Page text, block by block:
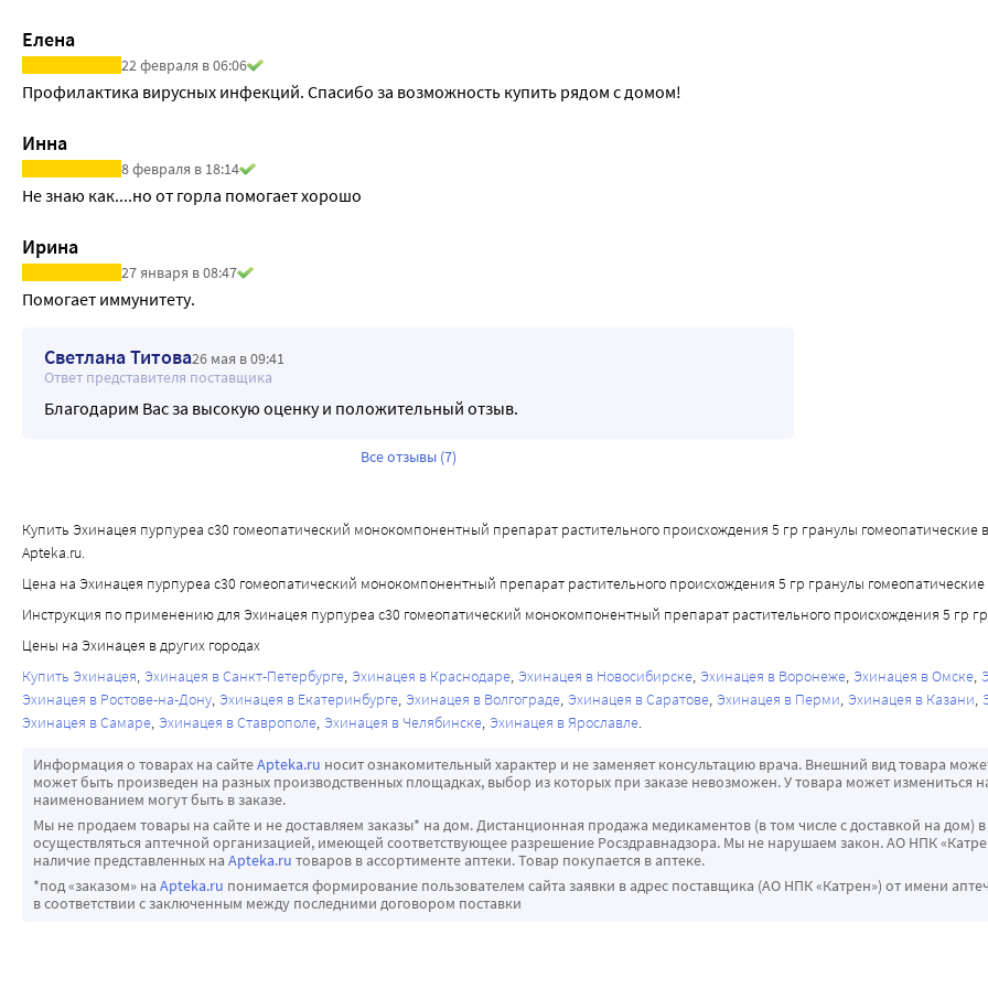
Елена
22 февраля в 06:06
Профилактика вирусных инфекций. Спасибо за возможность купить рядом с домом!
Инна
8 февраля в 18:14
Не знаю как....но от горла помогает хорошо
Ирина
27 января в 08:47
Помогает иммунитету.
Светлана Титова26 мая в 09:41
Ответ представителя поставщика
Благодарим Вас за высокую оценку и положительный отзыв.
Все отзывы (7)
Купить Эхинацея пурпуреа c30 гомеопатический монокомпонентный препарат растительного происхождения 5 гр гранулы гомеопатические
Apteka.ru.
Цена на Эхинацея пурпуреа c30 гомеопатический монокомпонентный препарат растительного происхождения 5 гр гранулы
Инструкция по применению для Эхинацея пурпуреа c30 гомеопатический монокомпонентный препарат растительного происхождения 5 гр
Цены на Эхинацея в других городах
Купить Эхинацея Эхинацея в Санкт-Петербурге Эхинацея в Краснодаре Эхинацея в Новосибирске Эхинацея в Воронеже Эхинацея в Омске
Эхинацея в Ростове-на-Дону Эхинацея в Екатеринбурге Эхинацея в Волгограде Эхинацея в Саратове Эхинацея в Перми Эхинацея в Казани
Эхинацея в Самаре Эхинацея в Ставрополе Эхинацея в Челябинске Эхинацея в Ярославле
Информация о товарах на сайтеApteka.ru носит ознакомительный характер и не заменяет консультацию врача. Внешний вид товара
может быть произведен на разных производственных площадках, выбор из которых при заказе невозможен. У товара может измениться
наименованием могут быть в заказе.
Мы не продаем товары на сайте и не доставляем заказы* на дом. Дистанционная продажа медикаментов (в том числе с доставкой на дом) в
осуществляться аптечной организацией, имеющей соответствующее разрешение Росздравнадзора. Мы не нарушаем закон. АО НПК
наличие представленных на Apteka.ru товаров в ассортименте аптеки. Товар покупается в аптеке.
*под «заказом» на Apteka.ru понимается формирование пользователем сайта заявки в адрес поставщика (АО НПК «Катрен») от имени
в соответствии с заключенным между последними договором поставки